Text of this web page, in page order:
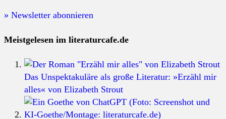
» Newsletter abonnieren
Meistgelesen im literaturcafe.de
Das Unspektakuläre als große Literatur: »Erzähl mir
alles« von Elizabeth Strout